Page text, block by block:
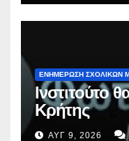
ΕΝΗΜΕΡΩΣΗ ΣΧΟΛΙΚΩΝ
Ινστιτούτο
Κρήτης
ΑΥΓ 9, 2026